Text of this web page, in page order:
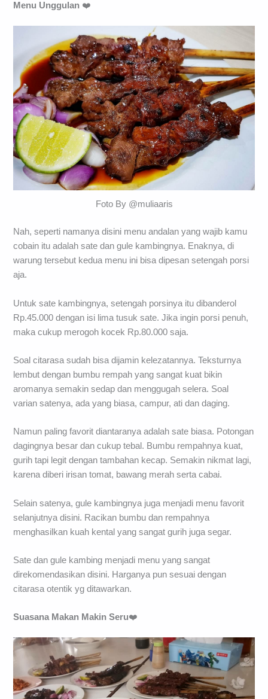
Menu Unggulan ❤️
Foto By @muliaaris
Nah, seperti namanya disini menu andalan yang wajib kamu
cobain itu adalah sate dan gule kambingnya. Enaknya, di
warung tersebut kedua menu ini bisa dipesan setengah porsi
aja.
Untuk sate kambingnya, setengah porsinya itu dibanderol
Rp.45.000 dengan isi lima tusuk sate. Jika ingin porsi penuh,
maka cukup merogoh kocek Rp.80.000 saja.
Soal citarasa sudah bisa dijamin kelezatannya. Teksturnya
lembut dengan bumbu rempah yang sangat kuat bikin
aromanya semakin sedap dan menggugah selera. Soal
varian satenya, ada yang biasa, campur, ati dan daging.
Namun paling favorit diantaranya adalah sate biasa. Potongan
dagingnya besar dan cukup tebal. Bumbu rempahnya kuat,
gurih tapi legit dengan tambahan kecap. Semakin nikmat lagi,
karena diberi irisan tomat, bawang merah serta cabai.
Selain satenya, gule kambingnya juga menjadi menu favorit
selanjutnya disini. Racikan bumbu dan rempahnya
menghasilkan kuah kental yang sangat gurih juga segar.
Sate dan gule kambing menjadi menu yang sangat
direkomendasikan disini. Harganya pun sesuai dengan
citarasa otentik yg ditawarkan.
Suasana Makan Makin Seru❤️